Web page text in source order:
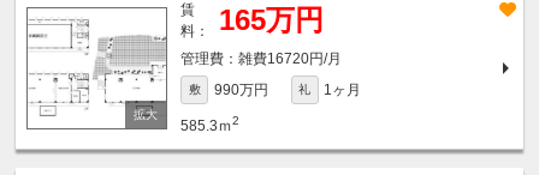
賃
料：
165万円
雑費16720円/月
敷 990万円 礼 1ヶ月
585.3ｍ2